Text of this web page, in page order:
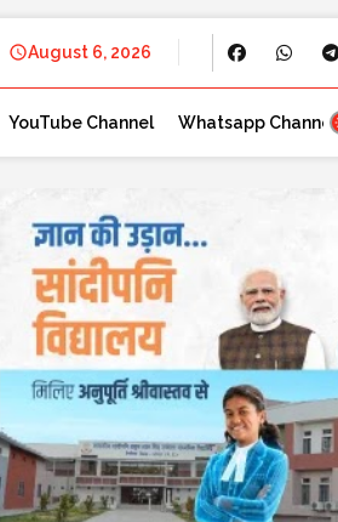
August 6, 2026
YouTube Channel Whatsapp Channel